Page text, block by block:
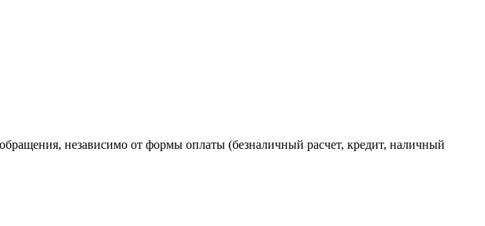
независимо от формы оплаты (безналичный расчет, кредит, наличный